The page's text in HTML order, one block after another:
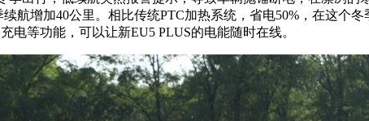
航增加40公里。相比传统PTC加热系统，省电50%，在这个
电等功能，可以让新EU5 PLUS的电能随时在线。